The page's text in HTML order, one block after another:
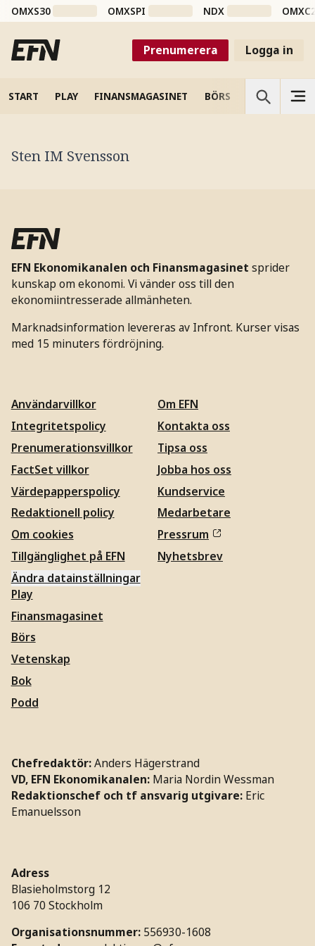
OMXS30 OMXSPI NDX
Prenumerera Logga in
START PLAY FINANSMAGASINET BÖRS VETENSKAP
Sten IM Svensson
EFN Ekonomikanalen och Finansmagasinet sprider
kunskap om ekonomi. Vi vänder oss till den
ekonomiintresserade allmänheten.
Marknadsinformation levereras av Infront. Kurser visas
med 15 minuters fördröjning.
Användarvillkor
Integritetspolicy
Prenumerationsvillkor
FactSet villkor
Värdepapperspolicy
Redaktionell policy
Om cookies
Tillgänglighet på EFN
Ändra datainställningar
Om EFN
Kontakta oss
Tipsa oss
Jobba hos oss
Kundservice
Medarbetare
Pressrum
Nyhetsbrev
Play
Finansmagasinet
Börs
Vetenskap
Bok
Podd
Chefredaktör:Anders Hägerstrand
VD, EFN Ekonomikanalen: Maria Nordin Wessman
Redaktionschef och tf ansvarig utgivare: Eric
Emanuelsson
Adress
Blasieholmstorg 12
106 70 Stockholm
Organisationsnummer: 556930-1608